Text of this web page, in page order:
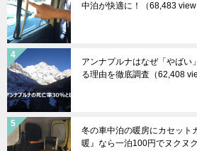
中泊が快適に！
（68,483 view
アンナプルナはなぜ「やばい
る理由を徹底調査 （62,408
冬の車中泊の暖房にカセット
暖』なら一泊100円でヌクヌク